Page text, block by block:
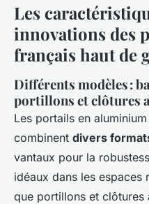
Les
innovations des
français haut de
Différents modèles :
portillons et clôtures
Les portails en
combinent divers
vantaux pour la
idéaux dans les espaces
que portillons et clôtures